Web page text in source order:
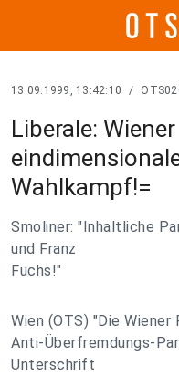
13.09.1999, 13:42:10 /
Liberale:
Wahlkampf!=
Smoliner: "Inhaltliche
und Franz
Fuchs!"
Wien (OTS) "Die
Anti-Überfremdungs-
Unterschrift